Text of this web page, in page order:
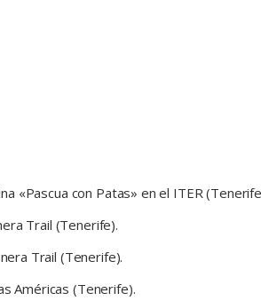
«Pascua con Patas» en el ITER
Trail (Tenerife).
Trail (Tenerife).
Américas (Tenerife).